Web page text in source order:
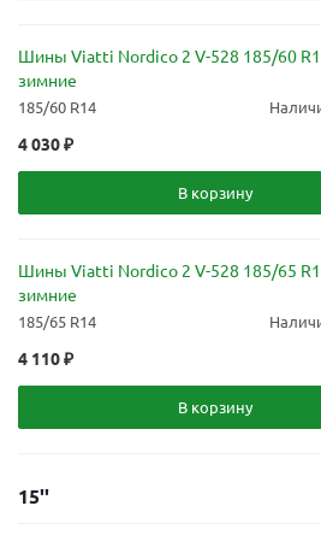
Шины Viatti Nordico 2 V-528 185/60
зимние
185/60 R14
4 030₽
В корзину
Шины Viatti Nordico 2 V-528 185/65
зимние
185/65 R14
4 110₽
В корзину
15''